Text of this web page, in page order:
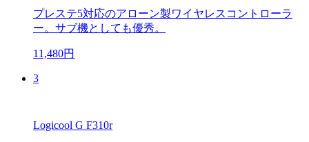
プレステ5対応のアローン製ワイヤレスコントローラ
ー。サブ機としても優秀。
11,480円
3
Logicool G F310r